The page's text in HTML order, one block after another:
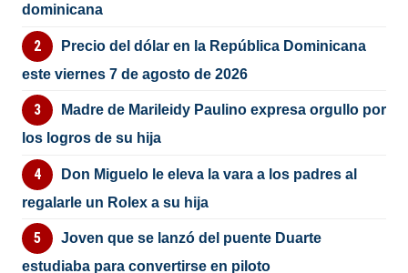
dominicana
Precio del dólar en la República Dominicana
este viernes 7 de agosto de 2026
Madre de Marileidy Paulino expresa orgullo por
los logros de su hija
Don Miguelo le eleva la vara a los padres al
regalarle un Rolex a su hija
Joven que se lanzó del puente Duarte
estudiaba para convertirse en piloto